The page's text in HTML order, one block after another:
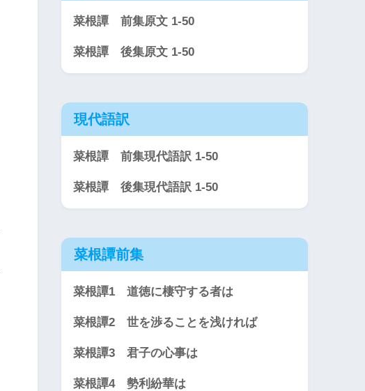
菜根譚 前集原文 1-50
菜根譚 後集原文 1-50
現代語訳
菜根譚 前集現代語訳 1-50
菜根譚 後集現代語訳 1-50
菜根譚前集
菜根譚1 道徳に棲守する者は
菜根譚2 世を渉ることを浅ければ
菜根譚3 君子の心事は
菜根譚4 勢利紛華は